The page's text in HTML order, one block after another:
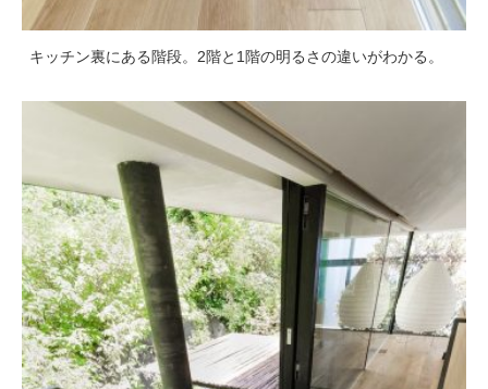
キッチン裏にある階段。2階と1階の明るさの違いがわかる。